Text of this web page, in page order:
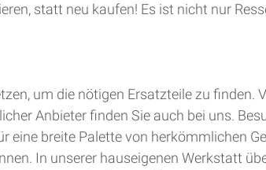
statt neu kaufen! Es ist nicht nur
um die nötigen Ersatzteile zu finden.
Anbieter finden Sie auch bei uns.
eine breite Palette von herkömmlichen
In unserer hauseigenen Werkstatt